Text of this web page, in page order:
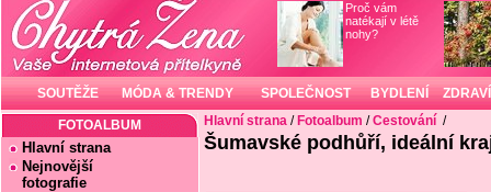
Proč vám
natékají v létě
nohy?
SOUTĚŽE MÓDA & TRENDY SPOLEČNOST BYDLENÍ ZDRAVÍ
FOTOALBUM
Hlavní strana
Nejnovější
fotografie
Hlavní strana / Fotoalbum /Cestování /
Šumavské podhůří, ideální